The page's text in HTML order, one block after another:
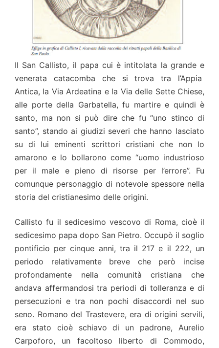
Il San Callisto, il papa cui è intitolata la grande e
venerata catacomba che si trova tra l’Appia
Antica, la Via Ardeatina e la Via delle Sette Chiese,
alle porte della Garbatella, fu martire e quindi è
santo, ma non si può dire che fu “uno stinco di
santo”, stando ai giudizi severi che hanno lasciato
su di lui eminenti scrittori cristiani che non lo
amarono e lo bollarono come “uomo industrioso
per il male e pieno di risorse per l’errore”. Fu
comunque personaggio di notevole spessore nella
storia del cristianesimo delle origini.
Callisto fu il sedicesimo vescovo di Roma, cioè il
sedicesimo papa dopo San Pietro. Occupò il soglio
pontificio per cinque anni, tra il 217 e il 222, un
periodo relativamente breve che però incise
profondamente nella comunità cristiana che
andava affermandosi tra periodi di tolleranza e di
persecuzioni e tra non pochi disaccordi nel suo
seno. Romano del Trastevere, era di origini servili,
era stato cioè schiavo di un padrone, Aurelio
Carpoforo, un facoltoso liberto di Commodo,